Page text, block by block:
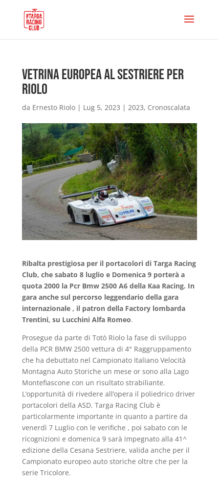
Vetrina Europea al Sestriere per
Riolo
da Ernesto Riolo| Lug 5, 2023 | 2023, Cronoscalata
Ribalta prestigiosa per il portacolori di Targa Racing
Club, che sabato 8 luglio e Domenica 9 porterà a
quota 2000 la Pcr Bmw 2500 A6 della Kaa Racing. In
gara anche sul percorso leggendario della gara
internazionale , il patron della Factory lombarda
Trentini, su Lucchini Alfa Romeo.
Prosegue da parte di Totò Riolo la fase di sviluppo
della PCR BMW 2500 vettura di 4° Raggruppamento
che ha debuttato nel Campionato Italiano Velocità
Montagna Auto Storiche un mese or sono alla Lago
Montefiascone con un risultato strabiliante.
L’opportunità di rivedere all’opera il poliedrico driver
portacolori della ASD. Targa Racing Club è
particolarmente importante in quanto a partire da
venerdì 7 Luglio con le verifiche , poi sabato con le
ricognizioni e domenica 9 sarà impegnato alla 41^
edizione della Cesana Sestriere, valida anche per il
Campionato europeo auto storiche oltre che per la
serie Tricolore.